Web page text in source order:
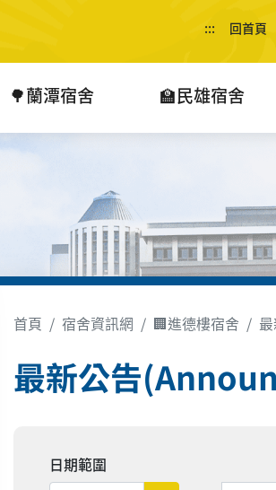
::: 回首頁
🌳蘭潭宿舍 🏫民雄宿舍
首頁 宿舍資訊網 🏢進德樓宿舍
最新公告
日期範圍